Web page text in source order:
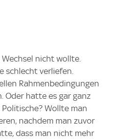
nicht wollte.
schlecht verliefen.
Rahmenbedingungen
Oder hatte es gar ganz
Wollte man
nachdem man zuvor
dass man nicht mehr